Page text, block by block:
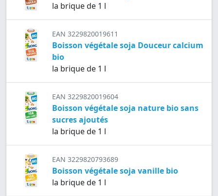
la brique de 1 l
EAN 3229820019611
Boisson végétale soja Douceur calcium
bio
la brique de 1 l
EAN 3229820019604
Boisson végétale soja nature bio sans
sucres ajoutés
la brique de 1 l
EAN 3229820793689
Boisson végétale soja vanille bio
la brique de 1 l